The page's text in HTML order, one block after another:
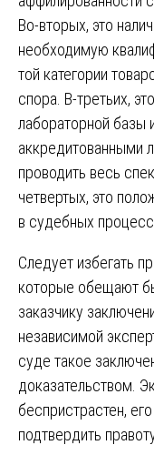
Во-вторых, это
необходимую
той категории
спора. В-третьих,
лабораторной базы
аккредитованными
проводить весь
четвертых, это
в судебных
Следует избегать
которые обещают
заказчику
независимой
суде такое
доказательством.
беспристрастен,
подтвердить